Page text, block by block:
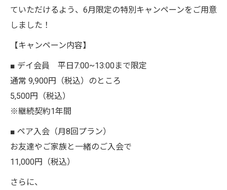
ていただけるよう、6月限定の特別キャンペーンをご用意
しました！
【キャンペーン内容】
■ デイ会員 平日7:00~13:00まで限定
通常 9,900円（税込）のところ
5,500円（税込）
※継続契約1年間
■ ペア入会（月8回プラン）
お友達やご家族と一緒のご入会で
11,000円（税込）
さらに、